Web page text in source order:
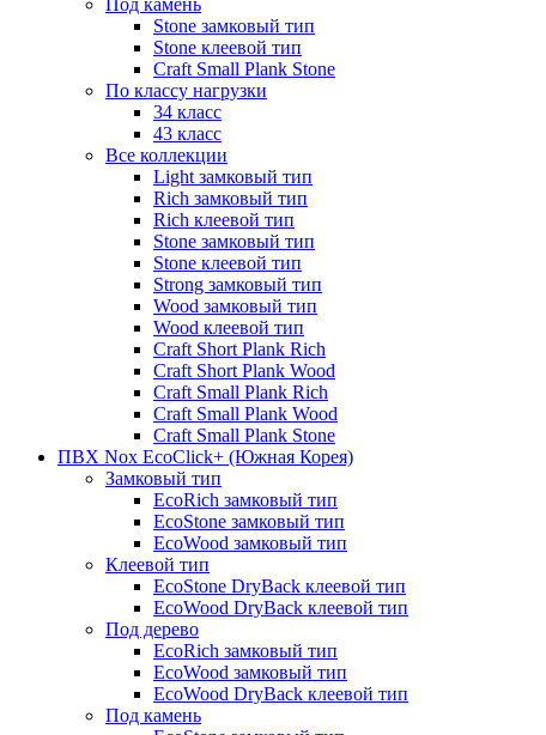
Под камень
Stone замковый тип
Stone клеевой тип
Craft Small Plank Stone
По классу нагрузки
34 класс
43 класс
Все коллекции
Light замковый тип
Rich замковый тип
Rich клеевой тип
Stone замковый тип
Stone клеевой тип
Strong замковый тип
Wood замковый тип
Wood клеевой тип
Craft Short Plank Rich
Craft Short Plank Wood
Craft Small Plank Rich
Craft Small Plank Wood
Craft Small Plank Stone
ПВХ Nox EcoClick+ (Южная Корея)
Замковый тип
EcoRich замковый тип
EcoStone замковый тип
EcoWood замковый тип
Клеевой тип
EcoStone DryBack клеевой тип
EcoWood DryBack клеевой тип
Под дерево
EcoRich замковый тип
EcoWood замковый тип
EcoWood DryBack клеевой тип
Под камень